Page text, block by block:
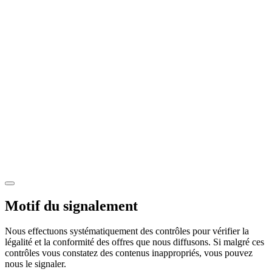
Motif du signalement
Nous effectuons systématiquement des contrôles pour vérifier la
légalité et la conformité des offres que nous diffusons. Si malgré ces
contrôles vous constatez des contenus inappropriés, vous pouvez
nous le signaler.